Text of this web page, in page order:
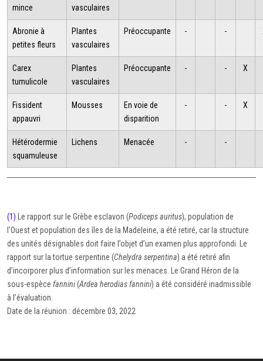
mince
vasculaires
Abronie à
petites fleurs
Plantes
vasculaires
Préoccupante - -
Carex
tumulicole
Plantes
vasculaires
Préoccupante - - X
Fissident
appauvri
Mousses
En voie de
disparition
- - X
Hétérodermie
squamuleuse
Lichens Menacée - -
(1) Le rapport sur le Grèbe esclavon (Podiceps auritus), population de
l'Ouest et population des îles de la Madeleine, a été retiré, car la structure
des unités désignables doit faire l’objet d’un examen plus approfondi. Le
rapport sur la tortue serpentine (Chelydra serpentina) a été retiré afin
d’incorporer plus d’information sur les menaces. Le Grand Héron de la
sous-espèce fannini(Ardea herodias fannini) a été considéré inadmissible
à l’évaluation.
Date de la réunion : décembre 03, 2022